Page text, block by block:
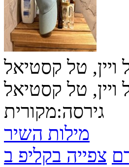
ויין, טל קסטיאל
ויין, טל קסטיאל
גירסה:מקורית
מילות השיר